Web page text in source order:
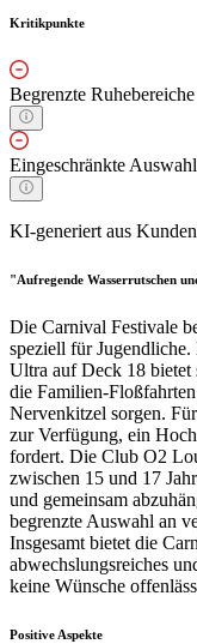
Kritikpunkte
Begrenzte
Eingeschränkte
KI-generiert aus
"Aufregende Wasserrutschen
Die Carnival Festivale
speziell für
Ultra auf Deck 18 bietet
die Familien-
Nervenkitzel sorgen.
zur Verfügung, ein
fordert. Die Club O2
zwischen 15 und 17
und gemeinsam
begrenzte Auswahl an
Insgesamt bietet die
abwechslungsreiches
keine Wünsche
Positive Aspekte